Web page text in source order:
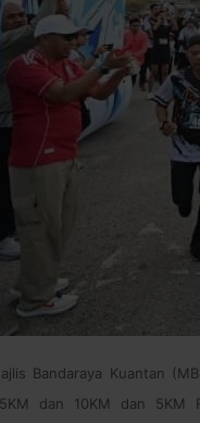
Bandaraya Kuantan
dan 10KM dan